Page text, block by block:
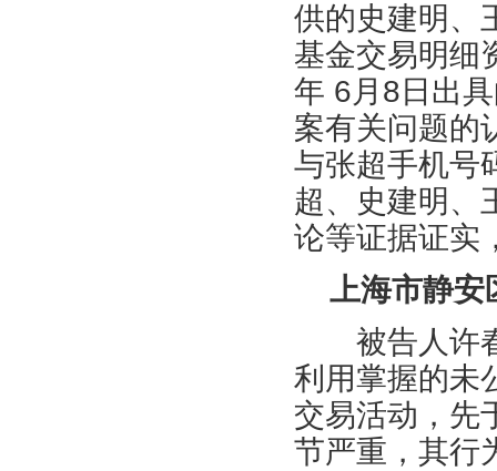
供的史建明、
基金交易明细
年 6月8日出
案有关问题的
与张超手机号
超、史建明、
论等证据证实
上海市静安
被告人许春
利用掌握的未
交易活动，先
节严重，其行